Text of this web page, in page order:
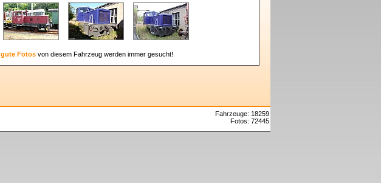
gute Fotosvon diesem Fahrzeug werden immer gesucht!
Fahrzeuge: 18259
Fotos: 72445